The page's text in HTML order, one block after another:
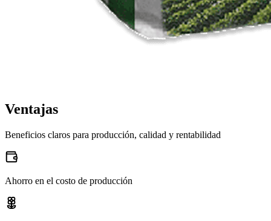
Ventajas
Beneficios claros para producción, calidad y rentabilidad
Ahorro en el costo de producción